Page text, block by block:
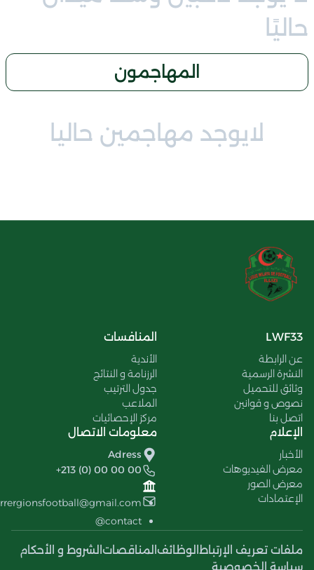
حاليًا
المهاجمون
لايوجد مهاجمين حاليا
LWF33
عن الرابطة
النشرة الرسمية
وثائق للتحميل
نصوص و قوانين
اتصل بنا
المنافسات
الأندية
الرزنامة و النتائج
جدول الترتيب
الملاعب
مركز الإحصائيات
الإعلام
الأخبار
معرض الفيديوهات
معرض الصور
الإعتمادات
معلومات الاتصال
Adress
+213 (0) 00 00 00
contact@
ملفات تعريف الإرتباط الوظائف المناقصات الشروط و الأحكام
سياسة الخصوصية